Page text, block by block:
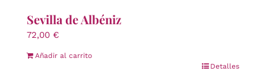
Sevilla de Albéniz
72,00 €
Añadir al carrito
Detalles